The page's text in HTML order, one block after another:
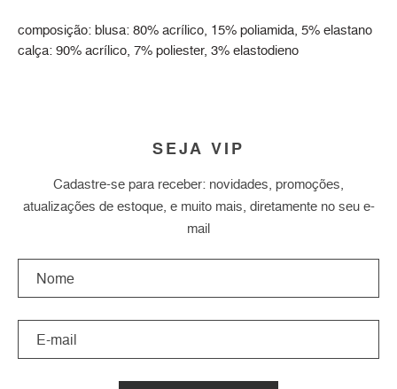
composição: blusa: 80% acrílico, 15% poliamida, 5% elastano
calça: 90% acrílico, 7% poliester, 3% elastodieno
SEJA VIP
Cadastre-se para receber: novidades, promoções,
atualizações de estoque, e muito mais, diretamente no seu e-
mail